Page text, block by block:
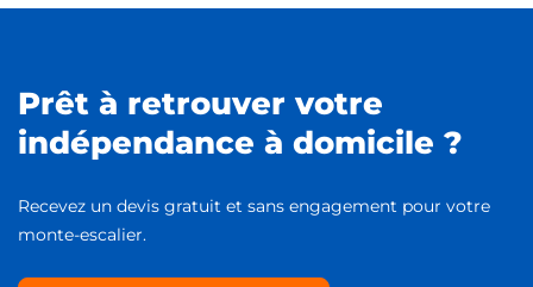
Prêt à retrouver votre
indépendance à domicile ?
Recevez un devis gratuit et sans engagement pour votre
monte-escalier.